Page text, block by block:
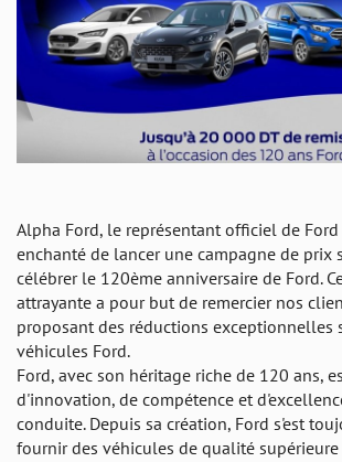
Alpha Ford, le représentant officiel de Ford
enchanté de lancer une campagne de prix
célébrer le 120ème anniversaire de Ford.
attrayante a pour but de remercier nos
proposant des réductions exceptionnelles
véhicules Ford.
Ford, avec son héritage riche de 120 ans,
d'innovation, de compétence et
conduite. Depuis sa création, Ford s'est
fournir des véhicules de qualité